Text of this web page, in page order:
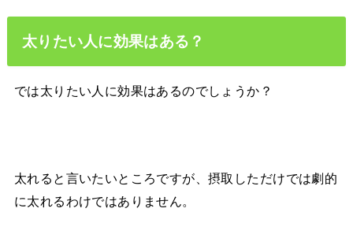
太りたい人に効果はある？
では太りたい人に効果はあるのでしょうか？
太れると言いたいところですが、摂取しただけでは劇的
に太れるわけではありません。